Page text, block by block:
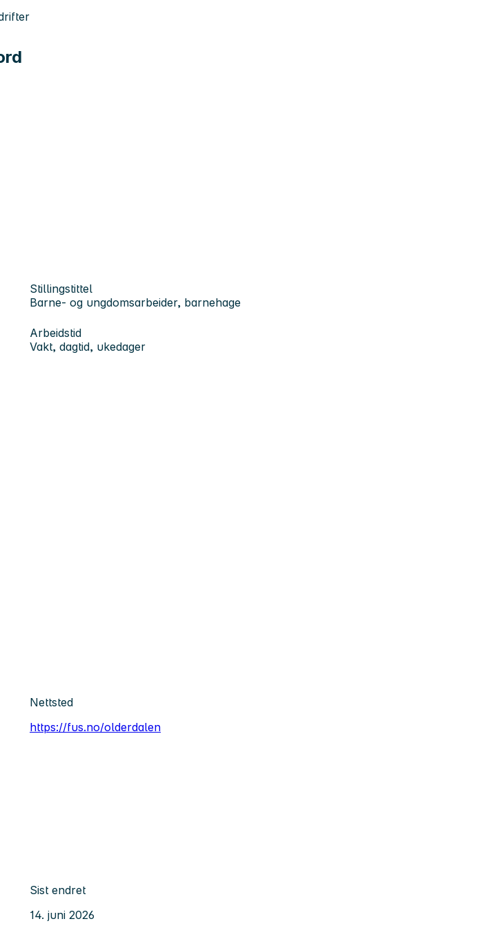
Stillingstittel
Barne- og ungdomsarbeider, barnehage
Arbeidstid
Vakt, dagtid, ukedager
Nettsted
https://fus.no/olderdalen
Sist endret
14. juni 2026